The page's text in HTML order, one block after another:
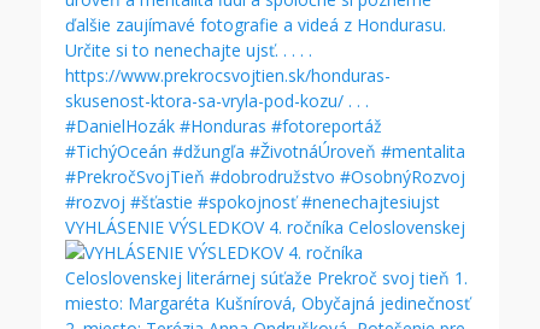
VYHLÁSENIE VÝSLEDKOV 4. ročníka Celoslovenskej